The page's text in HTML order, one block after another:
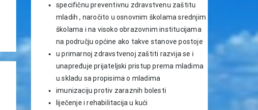
specifičnu preventivnu zdravstvenu zaštitu
mladih , naročito u osnovnim školama srednjim
školama i na visoko obrazovnim institucijama
na području općine ako takve stanove postoje
u primarnoj zdravstvenoj zaštiti razvija se i
unapređuje prijateljski pristup prema mladima
u skladu sa propisima o mladima
imunizaciju protiv zaraznih bolesti
liječenje i rehabilitacija u kući